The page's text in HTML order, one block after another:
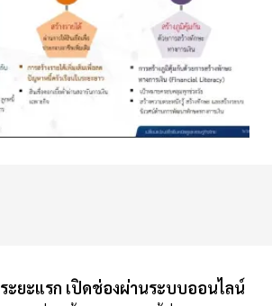
ระยะแรก เปิดช่องผ่านระบบออนไลน์